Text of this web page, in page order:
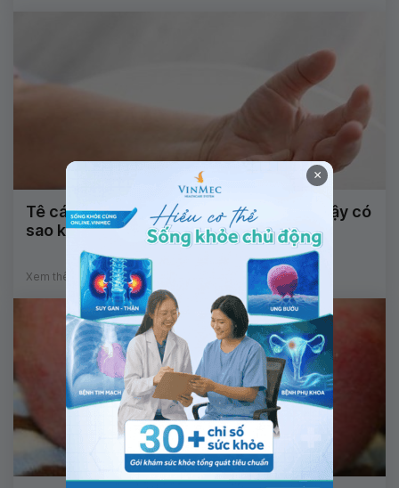
Tê cánh tay kèm đau gót chân khi ngủ dậy có
sao không?
Xem thêm
×